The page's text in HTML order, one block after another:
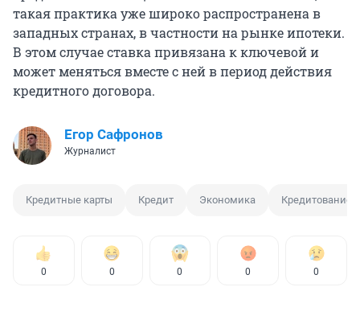
такая практика уже широко распространена в
западных странах, в частности на рынке ипотеки.
В этом случае ставка привязана к ключевой и
может меняться вместе с ней в период действия
кредитного договора.
Егор Сафронов
Журналист
Кредитные карты Кредит Экономика Кредитование
0 0 0 0 0